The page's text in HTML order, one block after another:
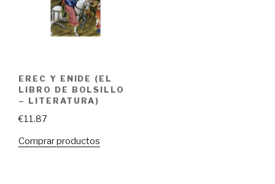
EREC Y ENIDE (EL
LIBRO DE BOLSILLO
– LITERATURA)
€11.87
Comprar productos